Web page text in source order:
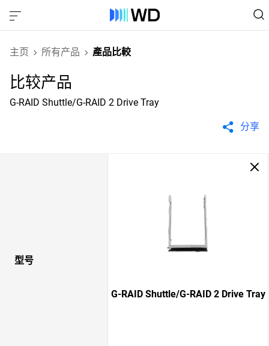
主页 所有产品 產品比較
比较产品
G-RAID Shuttle/G-RAID 2 Drive Tray
分享
型号
G-RAID Shuttle/G-RAID 2 Drive Tray